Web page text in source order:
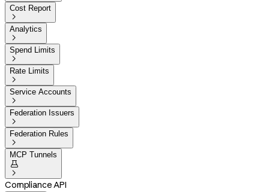
Cost Report

Analytics

Spend Limits

Rate Limits

Service Accounts

Federation Issuers

Federation Rules

MCP Tunnels


Compliance API